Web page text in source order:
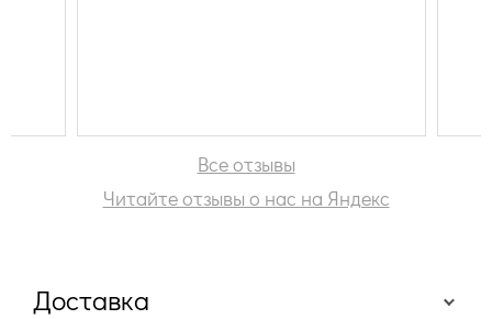
Все отзывы
Читайте отзывы о нас на Яндекс
Доставка